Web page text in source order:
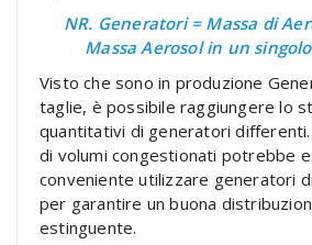
NR. Generatori = Massa di
Massa Aerosol in un
Visto che sono in produzione
taglie, è possibile raggiungere lo
quantitativi di generatori
di volumi congestionati potrebbe
conveniente utilizzare generatori
per garantire un buona
estinguente.